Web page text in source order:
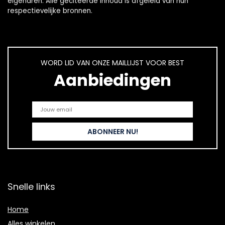
respectievelijke bronnen.
WORD LID VAN ONZE MAILLIJST VOOR BEST
Aanbiedingen
Snelle links
Home